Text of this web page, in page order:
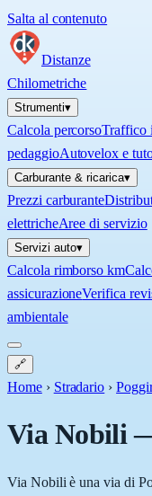
Salta al contenuto
Distanze
Chilometriche
Strumenti▾
Calcola percorsoTraffico
pedaggioAutovelox e
Carburante & ricarica▾
Prezzi carburante
elettricheAree di servizio
Servizi auto▾
Calcola rimborso km
assicurazioneVerifica
ambientale
🔗
Home › Stradario ›
Via Nobili
Via Nobili è una via di